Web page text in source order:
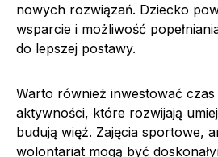
nowych rozwiązań. Dziecko
wsparcie i możliwość
do lepszej postawy.
Warto również inwestować
aktywności, które rozwijają
budują więź. Zajęcia sportowe,
wolontariat mogą być